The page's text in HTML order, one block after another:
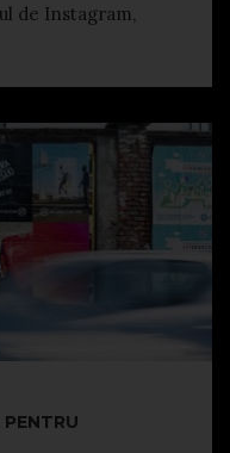
de Instagram,